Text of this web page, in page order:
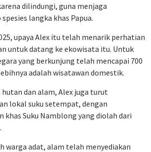
dilindungi, guna menjaga
langka khas Papua.
upaya Alex itu telah menarik perhatian
untuk datang ke ekowisata itu. Untuk
yang berkunjung telah mencapai 700
adalah wisatawan domestik.
dan alam, Alex juga turut
lokal suku setempat, dengan
khas Suku Namblong yang diolah dari
warga adat, alam telah menyediakan